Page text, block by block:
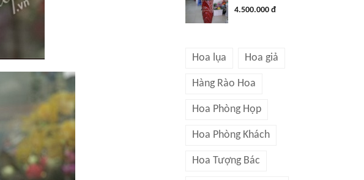
4.500.000 đ
Hoa lụa Hoa giả
Hàng Rào Hoa
Hoa Phòng Họp
Hoa Phòng Khách
Hoa Tượng Bác